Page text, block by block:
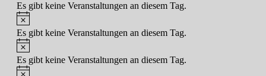
Es gibt keine Veranstaltungen an diesem Tag.
Hinweis
Es gibt keine Veranstaltungen an diesem Tag.
Hinweis
Es gibt keine Veranstaltungen an diesem Tag.
Hinweis